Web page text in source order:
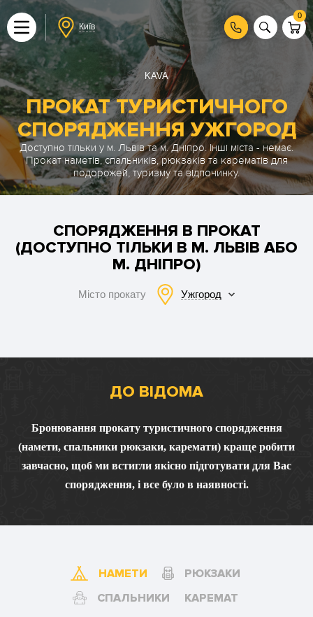
Київ
0
KAVA
ПРОКАТ ТУРИСТИЧНОГО
СПОРЯДЖЕННЯ УЖГОРОД
Доступно тільки у м. Львів та м. Дніпро. Інші міста - немає.
Прокат наметів, спальників, рюкзаків та карематів для
подорожей, туризму та відпочинку.
СПОРЯДЖЕННЯ В ПРОКАТ
(ДОСТУПНО ТІЛЬКИ В М. ЛЬВІВ АБО
М. ДНІПРО)
Місто прокату Ужгород
ДО ВІДОМА
Бронювання прокату туристичного спорядження
(намети, спальники рюкзаки, каремати) краще робити
завчасно, щоб ми встигли якісно підготувати для Вас
спорядження, і все було в наявності.
НАМЕТИ
РЮКЗАКИ
СПАЛЬНИКИ
КАРЕМАТ